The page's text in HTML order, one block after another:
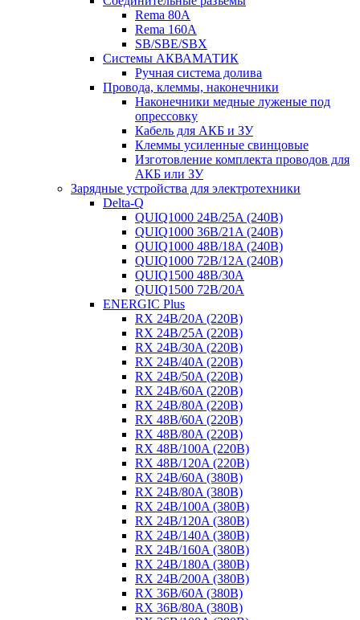
Rema 80A
Rema 160A
SB/SBE/SBX
Системы АКВАМАТИК
Ручная система долива
Провода, клеммы, наконечники
Наконечники медные луженые под
опрессовку
Кабель для АКБ и ЗУ
Клеммы усиленные свинцовые
Изготовление комплекта проводов для
АКБ или ЗУ
Зарядные устройства для электротехники
Delta-Q
QUIQ1000 24B/25A (240B)
QUIQ1000 36B/21A (240B)
QUIQ1000 48B/18A (240B)
QUIQ1000 72B/12A (240B)
QUIQ1500 48B/30A
QUIQ1500 72B/20A
ENERGIC Plus
RX 24B/20A (220B)
RX 24B/25A (220B)
RX 24B/30A (220B)
RX 24B/40A (220B)
RX 24B/50A (220B)
RX 24B/60A (220B)
RX 24B/80A (220B)
RX 48B/60A (220B)
RX 48B/80A (220B)
RX 48B/100A (220B)
RX 48B/120A (220B)
RX 24B/60A (380B)
RX 24B/80A (380B)
RX 24B/100A (380B)
RX 24B/120A (380B)
RX 24B/140A (380B)
RX 24B/160A (380B)
RX 24B/180A (380B)
RX 24B/200A (380B)
RX 36B/60A (380B)
RX 36B/80A (380B)